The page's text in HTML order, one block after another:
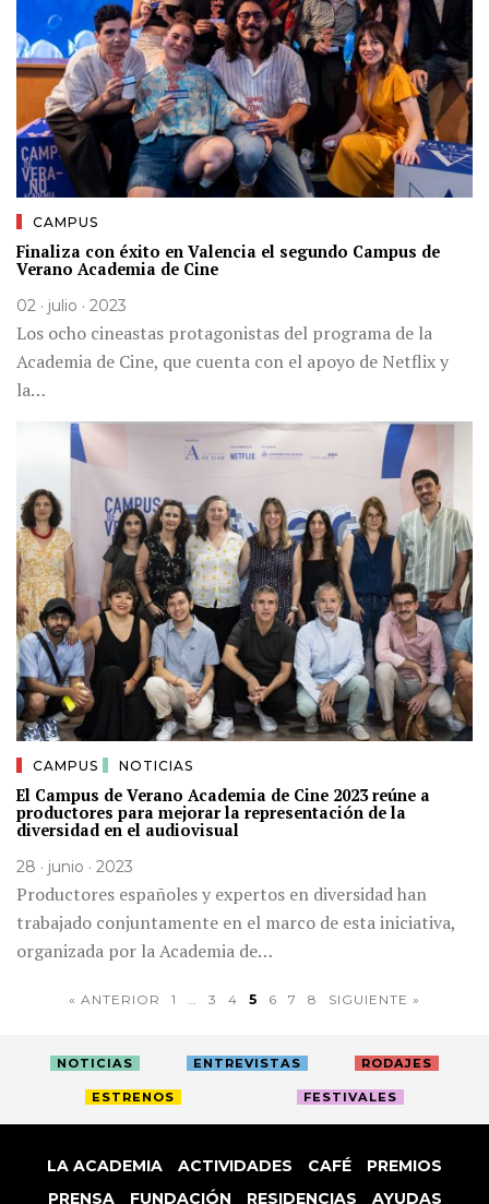
CAMPUS
Finaliza con éxito en Valencia el segundo Campus de
Verano Academia de Cine
02 · julio · 2023
Los ocho cineastas protagonistas del programa de la
Academia de Cine, que cuenta con el apoyo de Netflix y
la…
CAMPUS NOTICIAS
El Campus de Verano Academia de Cine 2023 reúne a
productores para mejorar la representación de la
diversidad en el audiovisual
28 · junio · 2023
Productores españoles y expertos en diversidad han
trabajado conjuntamente en el marco de esta iniciativa,
organizada por la Academia de…
« ANTERIOR 1 3 4 5 6 7 8 SIGUIENTE »
NOTICIAS ENTREVISTAS RODAJES
ESTRENOS FESTIVALES
LA ACADEMIA ACTIVIDADES CAFÉ
PREMIOS
PRENSA
FUNDACIÓN RESIDENCIAS AYUDAS